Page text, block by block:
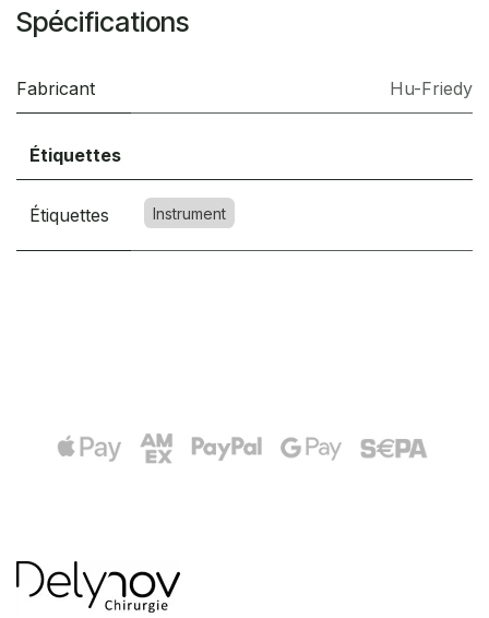
Spécifications
Fabricant Hu-Friedy
Étiquettes
Étiquettes Instrument